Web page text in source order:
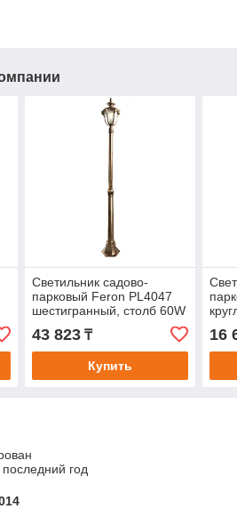
Светильник садово-
парковый Feron PL4047
шестигранный, столб 60W
230V E27, черное золото
43 823₸
Купить
16
год